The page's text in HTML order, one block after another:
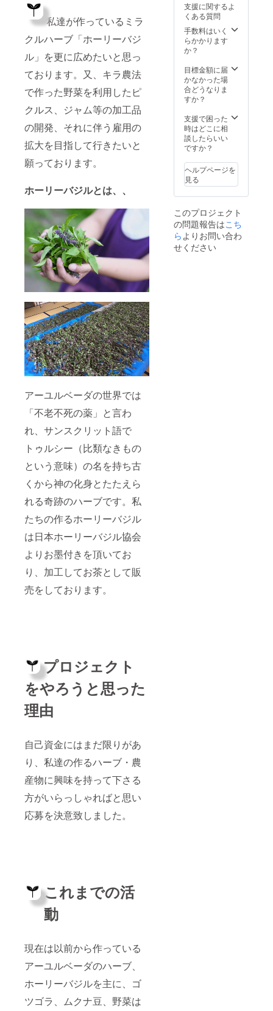
私達が作っているミラ
クルハーブ「ホーリーバジ
ル」を更に広めたいと思っ
ております。又、キラ農法
で作った野菜を利用したピ
クルス、ジャム等の加工品
の開発、それに伴う雇用の
拡大を目指して行きたいと
願っております。
ホーリーバジルとは、、
アーユルベーダの世界では
「不老不死の薬」と言わ
れ、サンスクリット語で
トゥルシー（比類なきもの
という意味）の名を持ち古
くから神の化身とたたえら
れる奇跡のハーブです。私
たちの作るホーリーバジル
は日本ホーリーバジル協会
よりお墨付きを頂いてお
り、加工してお茶として販
売をしております。
プロジェクト
をやろうと思った
理由
自己資金にはまだ限りがあ
り、私達の作るハーブ・農
産物に興味を持って下さる
方がいらっしゃればと思い
応募を決意致しました。
これまでの活
動
現在は以前から作っている
アーユルベーダのハーブ、
ホーリーバジルを主に、ゴ
ツゴラ、ムクナ豆、野菜は
頂くこ
とが可
能で
す。7月
してお
りま
す。お
める体
験で
す。近
くに観
ポット
も多数
あり。
（富士
では実
費でお
願い致
しま
す）体
支援に関するよ
くある質問
手数料はいく
らかかります
か？
目標金額に届
かなかった場
合どうなりま
すか？
支援で困った
時はどこに相
談したらいい
ですか？
ヘルプページを
見る
このプロジェクト
の問題報告はこち
らよりお問い合わ
せください